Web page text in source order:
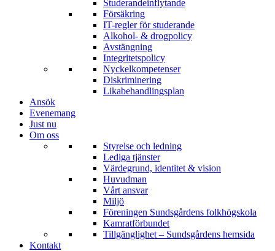
Studerandeinflytande
Försäkring
IT-regler för studerande
Alkohol- & drogpolicy
Avstängning
Integritetspolicy
Nyckelkompetenser
Diskriminering
Likabehandlingsplan
Ansök
Evenemang
Just nu
Om oss
Styrelse och ledning
Lediga tjänster
Värdegrund, identitet & vision
Huvudman
Vårt ansvar
Miljö
Föreningen Sundsgårdens folkhögskola
Kamratförbundet
Tillgänglighet – Sundsgårdens hemsida
Kontakt